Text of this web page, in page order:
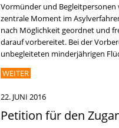
Vormünder und
zentrale Moment im
nach Möglichkeit geordnet und
darauf vorbereitet. Bei der
unbegleiteten minderjährigen
WEITER
22. JUNI 2016
Petition für den